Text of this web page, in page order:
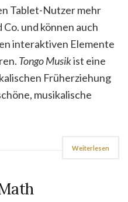
Tablet-Nutzer mehr
und können auch
interaktiven Elemente
Tongo Musikist eine
Früherziehung
musikalische
Weiterlesen